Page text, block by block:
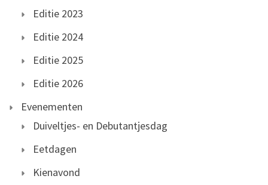
Editie 2023
Editie 2024
Editie 2025
Editie 2026
Evenementen
Duiveltjes- en Debutantjesdag
Eetdagen
Kienavond